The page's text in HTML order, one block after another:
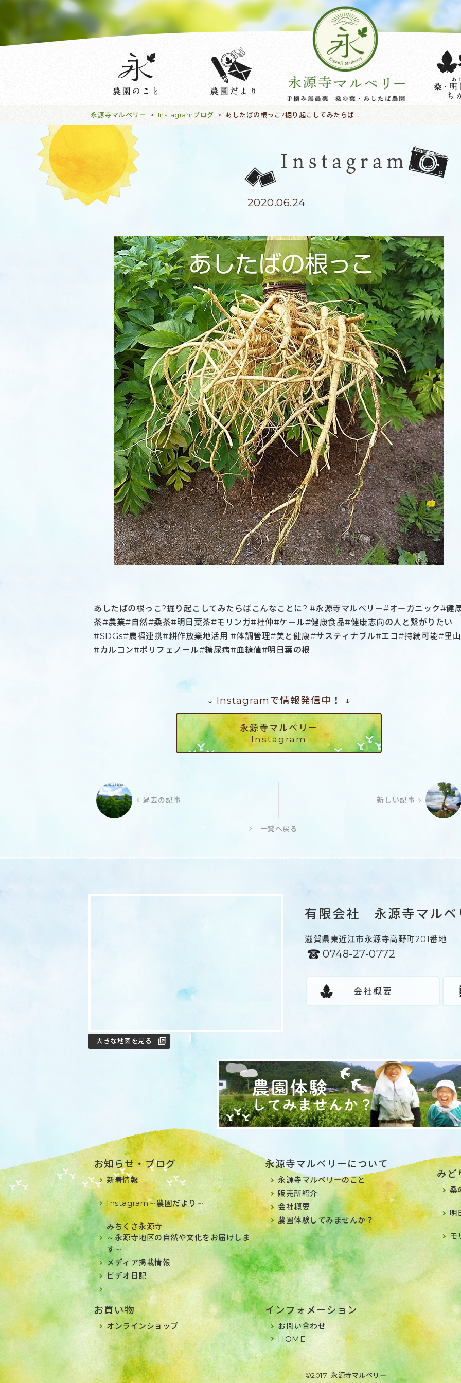
永源寺マルベリー > Instagramブログ >
2020.06.24
あしたばの根っこ?掘り起こしてみたらばこんなことに? #永源寺マルベリー#オーガニック#健
茶#農業#自然#桑茶#明日葉茶#モリンガ#杜仲#ケール#健康食品#健康志向の人と繋がりたい
#SDGs#農福連携#耕作放棄地活用 #体調管理#美と健康#サスティナブル#エコ#持続可能#里山
#カルコン#ポリフェノール#糖尿病#血糖値#明日葉の根
↓ Instagramで情報発信中！ ↓
永源寺マルベリー
Instagram
過去の記事 新しい記事
一覧へ戻る
大きな地図を見る
有限会社 永源寺マルベ
滋賀県東近江市永源寺高野町201番地
0748-27-0772
会社概要
お知らせ・ブログ
新着情報
Instagram～農園だより～
みちくさ永源寺
～永源寺地区の自然や文化をお届けしま
す～
メディア掲載情報
ビデオ日記
永源寺マルベリーについて
永源寺マルベリーのこと
販売所紹介
会社概要
農園体験してみませんか？
みど
桑
明
モ
お買い物
オンラインショップ
インフォメーション
お問い合わせ
HOME
©2017 永源寺マルベリー